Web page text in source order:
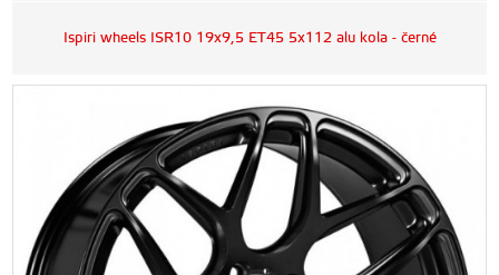
Ispiri wheels ISR10 19x9,5 ET45 5x112 alu kola - černé